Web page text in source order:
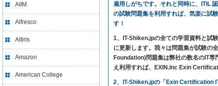
AIIM
Alfresco
Altiris
Amazon
American College
雇用しがちです。それと同時に、ITIL
の試験問題集を利用すれば、気楽に試
す！
1、IT-Shiken.jpの全ての学習資料と試
に更新します。我々は問題集が試験の
Foundation)問題集は弊社の数名のIT
え利用すれば、EXIN.Inc Exin
2、IT-Shiken.jpの「Exin Certification